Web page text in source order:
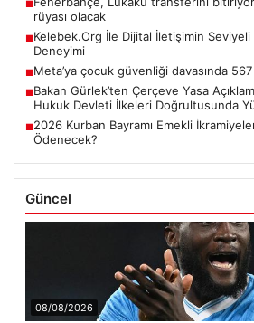
■
rüyası olacak
■Kelebek.Org İle Dijital İletişimin
Deneyimi
■Meta’ya çocuk güvenliği davasında
■Bakan Gürlek’ten Çerçeve Yasa
Hukuk Devleti İlkeleri Doğrultusunda
■2026 Kurban Bayramı Emekli
Ödenecek?
Güncel
08/08/2026